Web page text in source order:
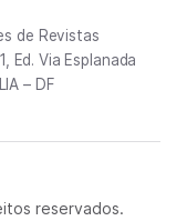
de Revistas
Ed. Via Esplanada
– DF
reservados.